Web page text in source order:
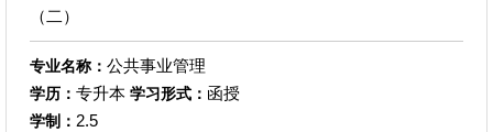
（二）
专业名称： 公共事业管理
学历： 专升本 学习形式： 函授
学制： 2.5